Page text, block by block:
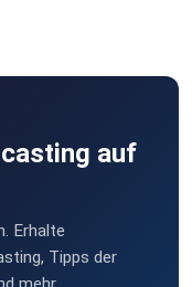
auf
Erhalte
Tipps der